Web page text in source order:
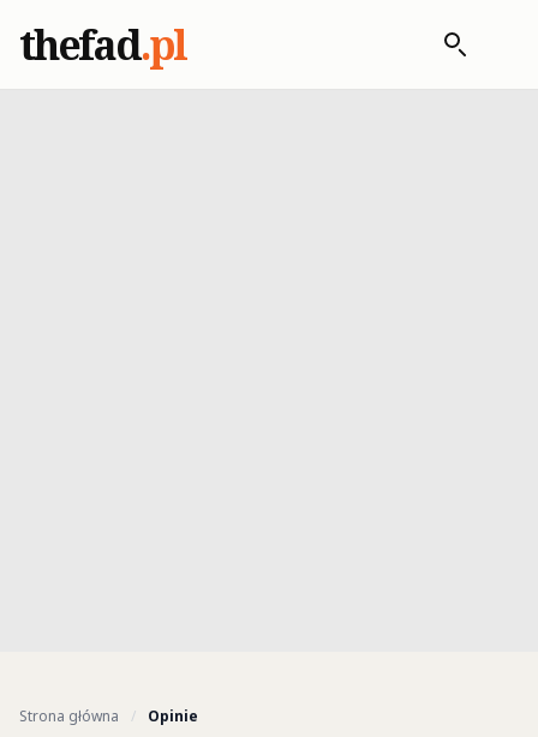
thefad.pl
Strona główna / Opinie